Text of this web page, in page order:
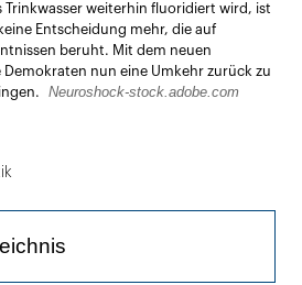
öffnen
Trinkwasser weiterhin fluoridiert wird, ist
Entscheidung mehr, die auf
beruht. Mit dem neuen
nun eine Umkehr zurück zu
Neuroshock-stock.adobe.com